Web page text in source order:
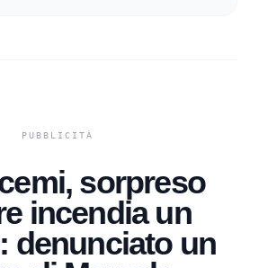
sorpreso
incendia un
denunciato un